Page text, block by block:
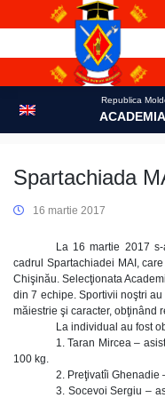
Republica
Spartachiada
16 martie 2017
La 16 martie 2017
cadrul Spartachiadei MAI,
Chişinău. Selecţionata
din 7 echipe. Sportivii noştri
măiestrie şi caracter, obţinând
La individual au fost
1. Taran Mircea –
100 kg.
2. Preţivatîi Ghenadie
3. Socevoi Sergiu –